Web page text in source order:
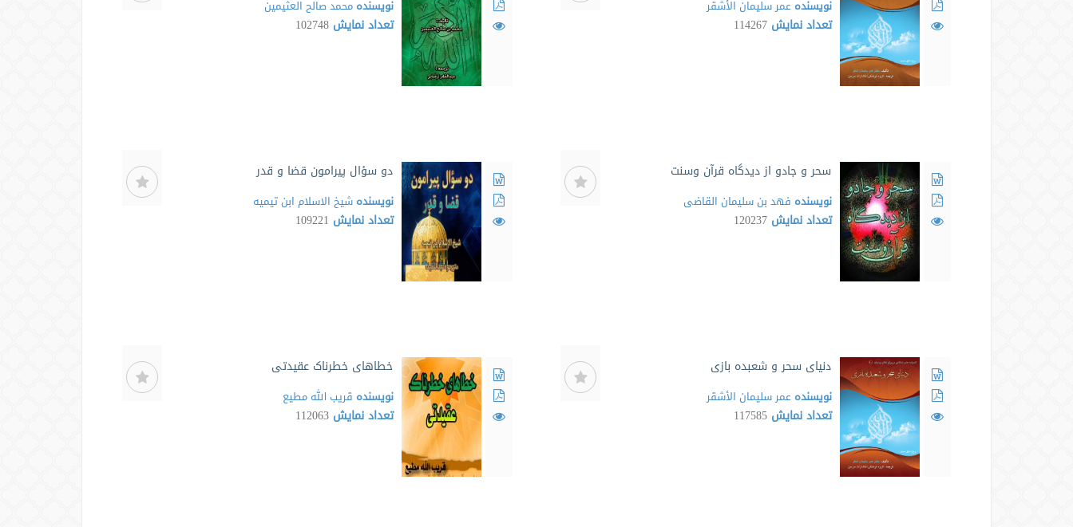
نویسنده عمر سلیمان الأشقر
تعداد نمایش 114267
نویسنده محمد صالح العثیمین
تعداد نمایش 102748
سحر و جادو از دیدگاه قرآن وسنت
نویسنده فهد بن سلیمان القاضی
تعداد نمایش 120237
دو سؤال پیرامون قضا و قدر
نویسنده شیخ الاسلام ابن تیمیه
تعداد نمایش 109221
دنیای سحر و شعبده بازی
نویسنده عمر سلیمان الأشقر
تعداد نمایش 117585
خطاهای خطرناک عقیدتی
نویسنده قریب الله مطیع
تعداد نمایش 112063